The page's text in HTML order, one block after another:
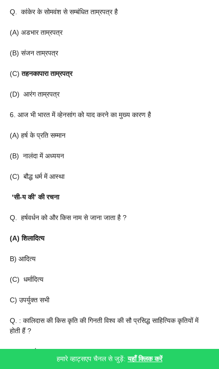
Q. कांकेर के सोमवंश से सम्बंधित ताम्रपत्र है
(A) अडभार ताम्रपत्र
(B) संजन ताम्रपत्र
(C)तहनकापारा ताम्रपत्र
(D) आरंग ताम्रपत्र
6. आज भी भारत में व्हेनसांग को याद करने का मुख्य कारण है
(A) हर्ष के प्रति सम्मान
(B) नालंदा में अध्ययन
(C) बौद्ध धर्म में आस्था
‘सी-य की’ की रचना
Q. हर्षवर्धन को और किस नाम से जाना जाता है ?
(A) शिलादित्य
B) आदित्य
(C) धर्मादित्य
C) उपर्युक्त सभी
Q. : कालिदास की किस कृति की गिनती विश्व की सौ प्रसिद्ध साहित्यिक कृतियों में
होती हैं ?
(A) ऋतुसंहार
हमारे व्हाट्सएप चैनल से जुड़ें:यहाँ क्लिक करें